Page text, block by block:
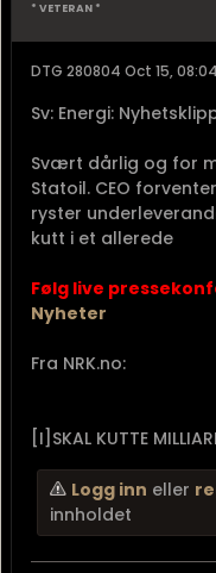
* VETERAN *
DTG 280804 Oct 15, 08:04
Sv: Energi:
Svært dårlig og for
Statoil. CEO
ryster
kutt i et allerede
Følg live
Nyheter
Fra NRK.no:
[I]SKAL KUTTE
Logg inn eller
innholdet